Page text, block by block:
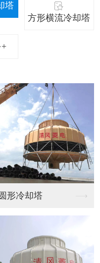
塔
方形横流冷却塔
方形橫流式冷卻塔